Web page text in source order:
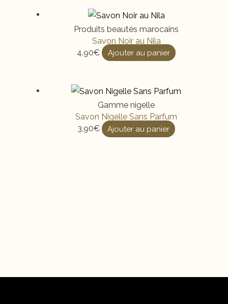
Produits beautés marocains
Savon Noir au Nila
4,90€ Ajouter au panier
Gamme nigelle
Savon Nigelle Sans Parfum
3,90€ Ajouter au panier